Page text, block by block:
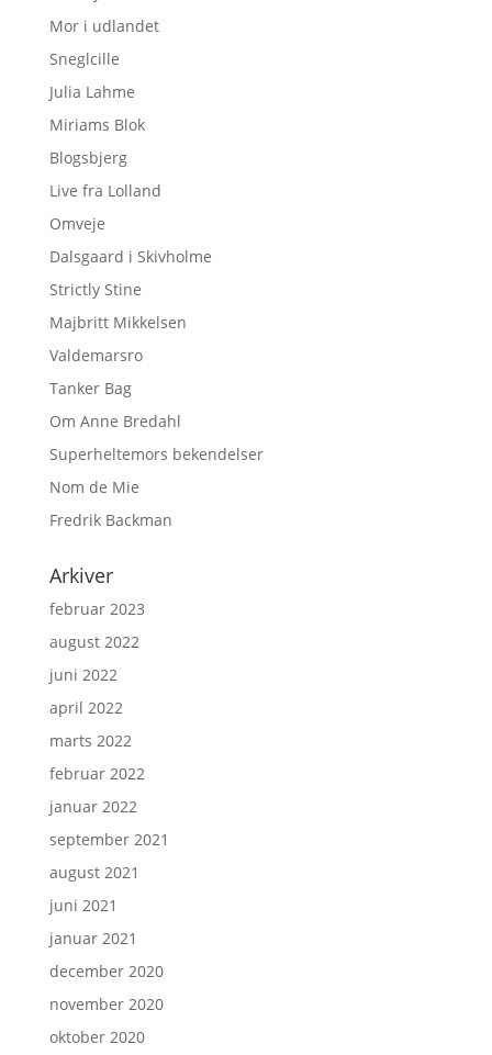
Mor i udlandet
Sneglcille
Julia Lahme
Miriams Blok
Blogsbjerg
Live fra Lolland
Omveje
Dalsgaard i Skivholme
Strictly Stine
Majbritt Mikkelsen
Valdemarsro
Tanker Bag
Om Anne Bredahl
Superheltemors bekendelser
Nom de Mie
Fredrik Backman
Arkiver
februar 2023
august 2022
juni 2022
april 2022
marts 2022
februar 2022
januar 2022
september 2021
august 2021
juni 2021
januar 2021
december 2020
november 2020
oktober 2020